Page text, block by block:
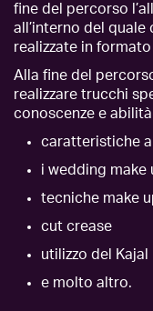
fine del percorso
all’interno del
realizzate in
Alla fine del
realizzare trucchi
conoscenze e
caratteristiche
i wedding make
tecniche make
cut crease
utilizzo del Kajal
e molto altro.